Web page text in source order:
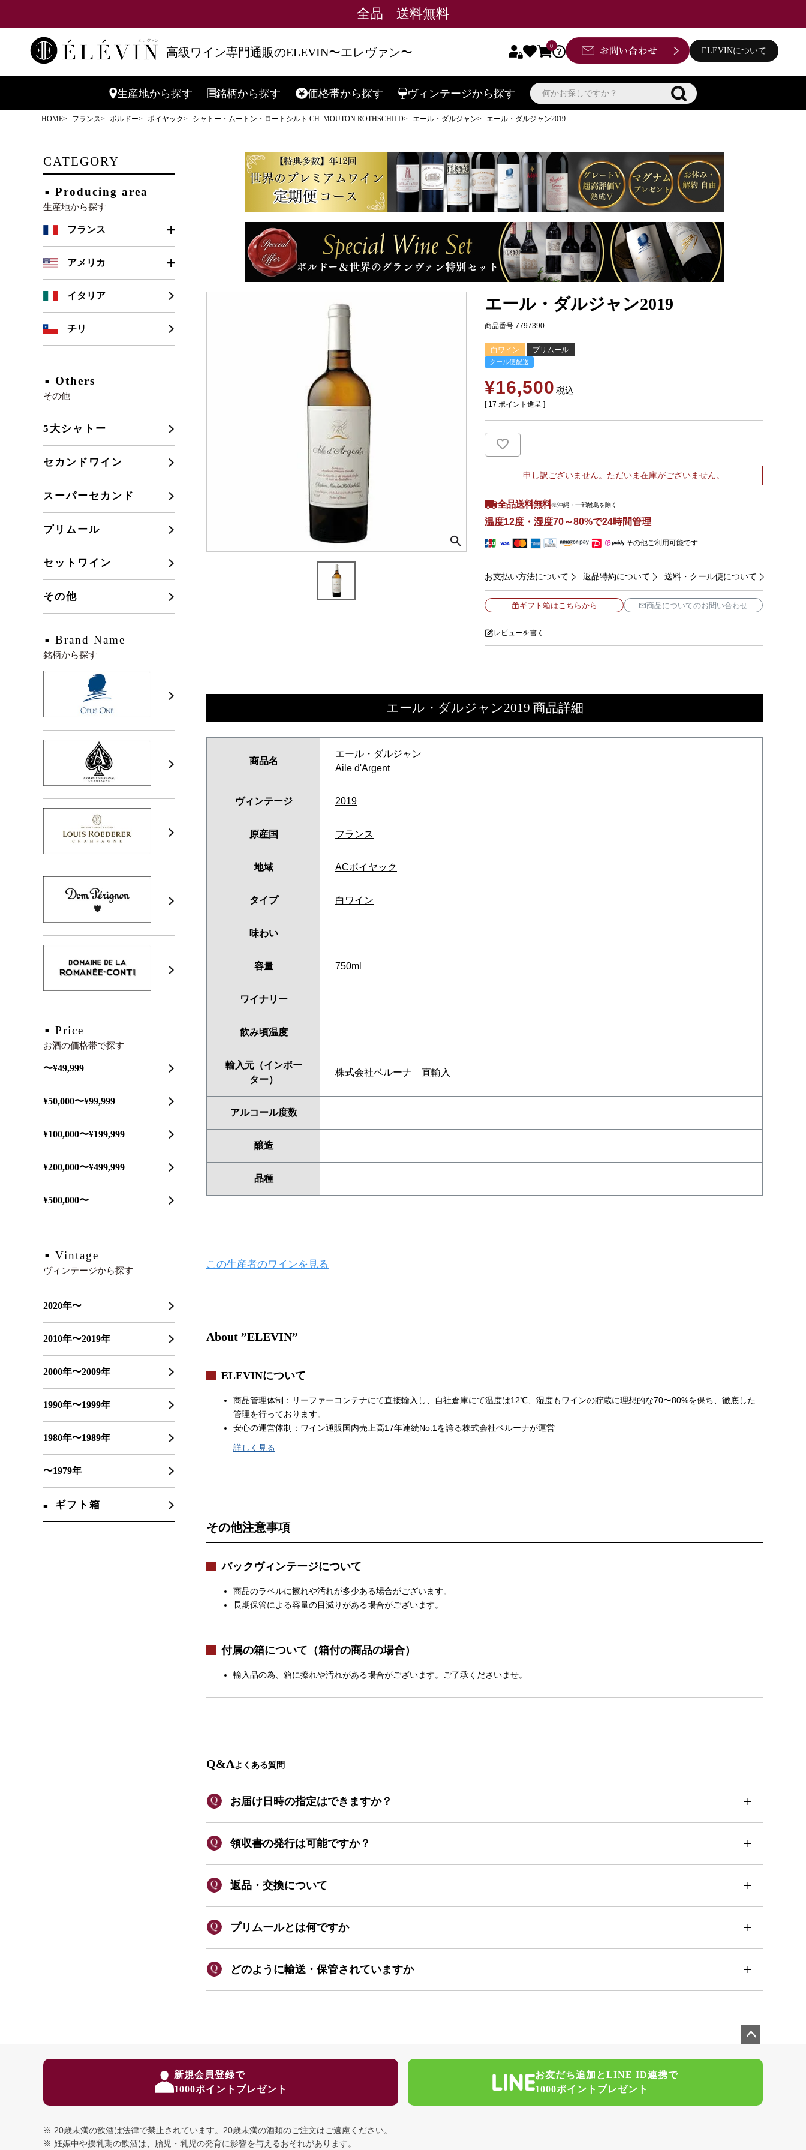
全品 送料無料
高級ワイン専門通販のELEVIN〜エレヴァン〜 0
ELEVINについて
生産地から探す 銘柄から探す 価格帯から探す ヴィンテージから探す
検索
HOME フランス ボルドー ポイヤック シャトー・ムートン・ロートシルト CH. MOUTON ROTHSCHILD エール・ダルジャン エール・ダルジャン2019
CATEGORY
Producing area
生産地から探す
フランス
ボルドー
シャンパーニュ
ブルゴーニュ
アメリカ
カリフォルニア
イタリア
チリ
Others
その他
5大シャトー
セカンドワイン
スーパーセカンド
プリムール
セットワイン
その他
Brand Name
銘柄から探す
Price
お酒の価格帯で探す
〜¥49,999
¥50,000〜¥99,999
¥100,000〜¥199,999
¥200,000〜¥499,999
¥500,000〜
Vintage
ヴィンテージから探す
2020年〜
2010年〜2019年
2000年〜2009年
1990年〜1999年
1980年〜1989年
〜1979年
ギフト箱
エール・ダルジャン2019
商品番号 7797390
白ワイン プリムール
クール便配送
¥16,500 税込
[ 17 ポイント進呈 ]
申し訳ございません。ただいま在庫がございません。
全品送料無料※沖縄・一部離島を除く
温度12度・湿度70～80%で24時間管理
その他ご利用可能です
お支払い方法について 返品特約について 送料・クール便について
ギフト箱はこちらから 商品についてのお問い合わせ
レビューを書く
エール・ダルジャン2019 商品詳細
商品名
エール・ダルジャン
Aile d'Argent
ヴィンテージ 2019
原産国 フランス
地域 ACポイヤック
タイプ 白ワイン
味わい
容量 750ml
ワイナリー
飲み頃温度
輸入元（インポー
ター）
株式会社ベルーナ 直輸入
アルコール度数
醸造
品種
この生産者のワインを見る
About ”ELEVIN”
ELEVINについて
商品管理体制：リーファーコンテナにて直接輸入し、自社倉庫にて温度は12℃、湿度もワインの貯蔵に理想的な70〜80%を保ち、徹底した
管理を行っております。
安心の運営体制：ワイン通販国内売上高17年連続No.1を誇る株式会社ベルーナが運営
詳しく見る
その他注意事項
バックヴィンテージについて
商品のラベルに擦れや汚れが多少ある場合がございます。
長期保管による容量の目減りがある場合がございます。
付属の箱について（箱付の商品の場合）
輸入品の為、箱に擦れや汚れがある場合がございます。ご了承くださいませ。
Q&Aよくある質問
お届け日時の指定はできますか？
領収書の発行は可能ですか？
返品・交換について
プリムールとは何ですか
どのように輸送・保管されていますか
新規会員登録で
1000ポイントプレゼント
お友だち追加とLINE ID連携で
1000ポイントプレゼント
20歳未満の飲酒は法律で禁止されています。 20歳未満の酒類のご注文はご遠慮ください。
妊娠中や授乳期の飲酒は、胎児・乳児の発育に影響を与えるおそれがあります。